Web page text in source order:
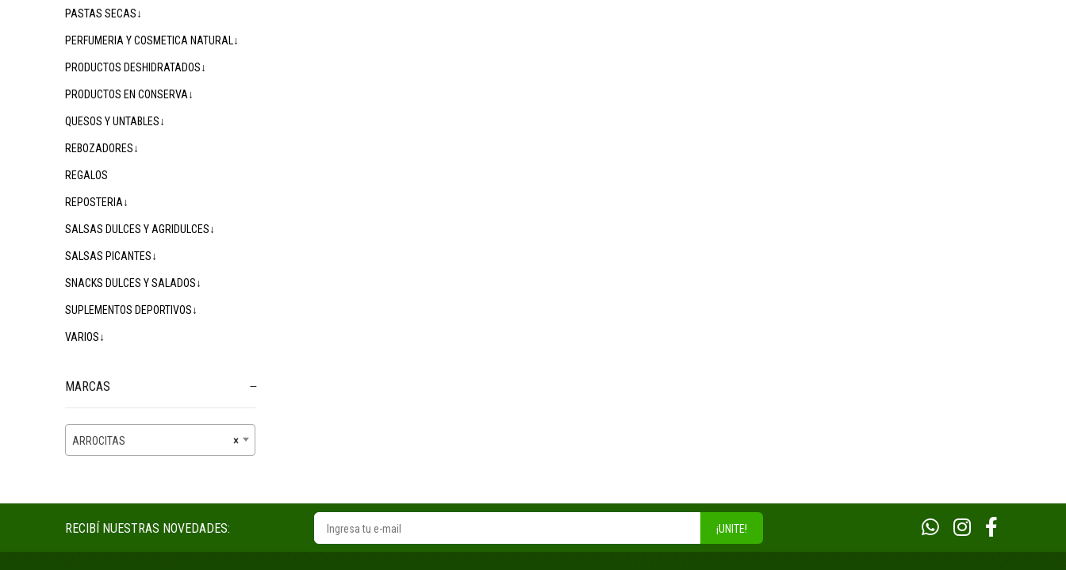
PASTAS SECAS↓
PERFUMERIA Y COSMETICA NATURAL↓
PRODUCTOS DESHIDRATADOS↓
PRODUCTOS EN CONSERVA↓
QUESOS Y UNTABLES↓
REBOZADORES↓
REGALOS
REPOSTERIA↓
SALSAS DULCES Y AGRIDULCES↓
SALSAS PICANTES↓
SNACKS DULCES Y SALADOS↓
SUPLEMENTOS DEPORTIVOS↓
VARIOS↓
MARCAS
×
ARROCITAS
RECIBÍ NUESTRAS NOVEDADES: ¡UNITE!